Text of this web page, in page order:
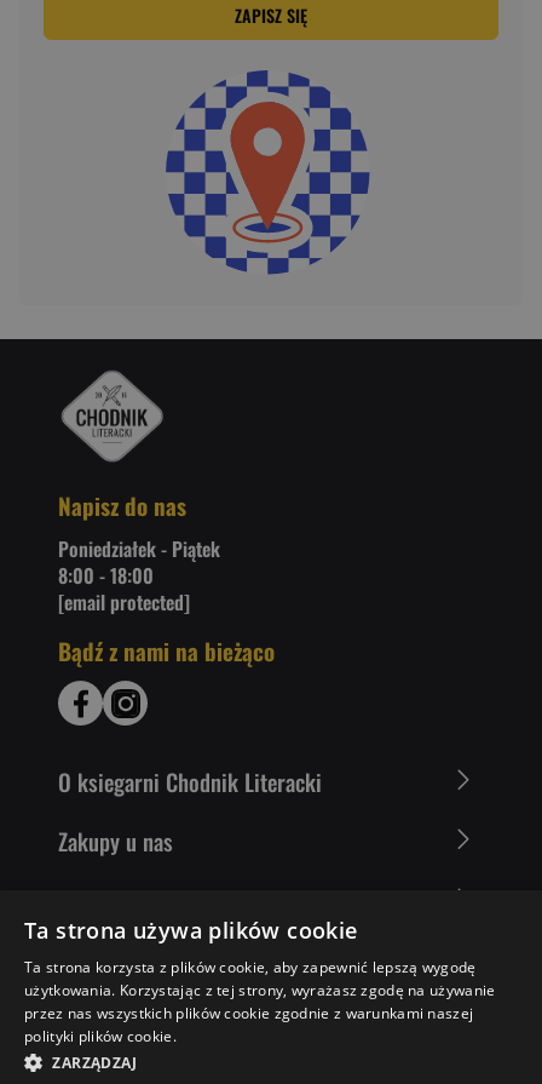
38,79 ZŁ
ZAPISZ SIĘ
Napisz do nas
Poniedziałek - Piątek
8:00 - 18:00
[email protected]
Bądź z nami na bieżąco
O ksiegarni Chodnik Literacki
Zakupy u nas
Literaci polecają
Ta strona używa plików cookie
Ta strona korzysta z plików cookie, aby zapewnić lepszą wygodę
użytkowania. Korzystając z tej strony, wyrażasz zgodę na używanie
przez nas wszystkich plików cookie zgodnie z warunkami naszej
polityki plików cookie.
ZARZĄDZAJ